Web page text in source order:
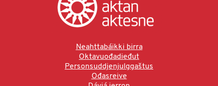
Neahttabáikki birra
Oktavuođadieđut
Personsuddjenjulggaštus
Ođasreive